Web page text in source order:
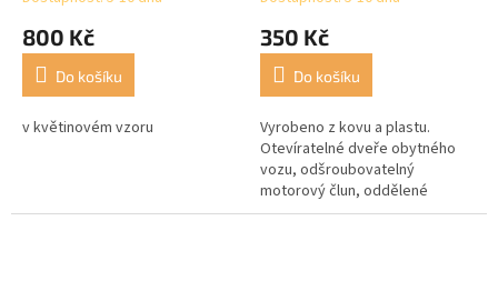
800 Kč
Do košíku
v květinovém vzoru
350 Kč
Do košíku
Vyrobeno z kovu a plastu.
Otevíratelné dveře obytného
vozu, odšroubovatelný
motorový člun, oddělené
motory člunu k přimontování,